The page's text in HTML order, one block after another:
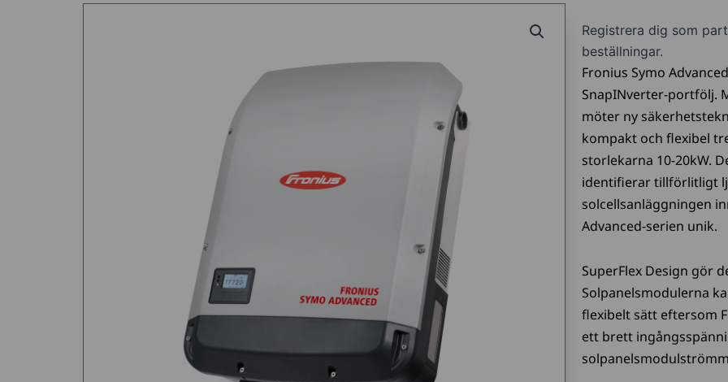
Registrera dig som
beställningar.
Fronius Symo
SnapINverter-portfölj.
möter ny
kompakt och flexibel
storlekarna 10-20kW.
identifierar tillförlitligt
solcellsanläggningen
Advanced-serien unik.
SuperFlex Design gör
Solpanelsmodulerna
flexibelt sätt eftersom
ett brett